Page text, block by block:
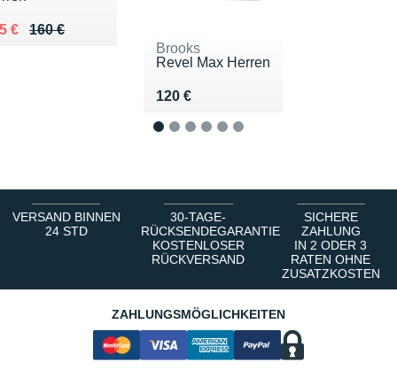
160 €
lieu de 160 €
€
125 €
Brooks
Revel Max Herren
120 €
Vendu 120 €
VERSAND BINNEN
24 STD
30-TAGE-
RÜCKSENDEGARANTIE
KOSTENLOSER
RÜCKVERSAND
SICHERE
ZAHLUNG
IN 2 ODER 3
RATEN OHNE
ZUSATZKOSTEN
ZAHLUNGSMÖGLICHKEITEN